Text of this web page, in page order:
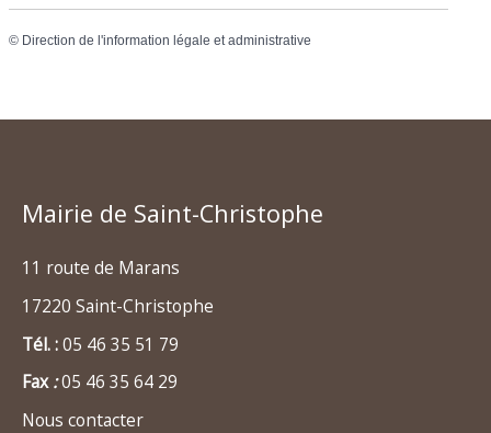
© Direction de l'information légale et administrative
Mairie de Saint-Christophe
11 route de Marans
17220 Saint-Christophe
Tél. :05 46 35 51 79
Fax:05 46 35 64 29
Nous contacter